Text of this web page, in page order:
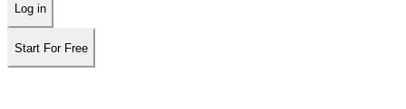
Log in
Start For Free